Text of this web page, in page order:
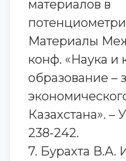
материалов в
Материалы
конф. «Наука и
образование –
Казахстана». –
238-242.
7. Бурахта В.А.